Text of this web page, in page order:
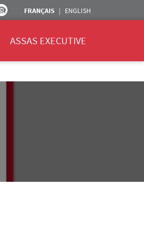
FRANÇAIS ENGLISH
ASSAS EXECUTIVE